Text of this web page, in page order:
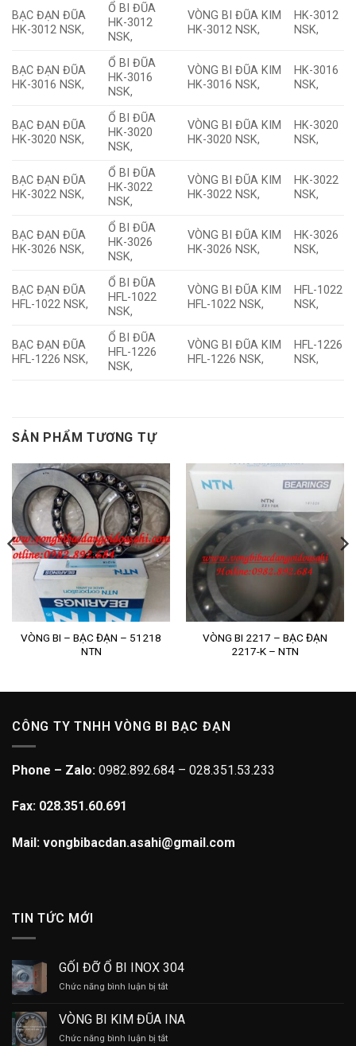
BẠC ĐẠN ĐŨA
HK-3012 NSK,
Ổ BI ĐŨA
HK-3012
NSK,
VÒNG BI ĐŨA KIM
HK-3012 NSK,
HK-3012
NSK,
BẠC ĐẠN ĐŨA
HK-3016 NSK,
Ổ BI ĐŨA
HK-3016
NSK,
VÒNG BI ĐŨA KIM
HK-3016 NSK,
HK-3016
NSK,
BẠC ĐẠN ĐŨA
HK-3020 NSK,
Ổ BI ĐŨA
HK-3020
NSK,
VÒNG BI ĐŨA KIM
HK-3020 NSK,
HK-3020
NSK,
BẠC ĐẠN ĐŨA
HK-3022 NSK,
Ổ BI ĐŨA
HK-3022
NSK,
VÒNG BI ĐŨA KIM
HK-3022 NSK,
HK-3022
NSK,
BẠC ĐẠN ĐŨA
HK-3026 NSK,
Ổ BI ĐŨA
HK-3026
NSK,
VÒNG BI ĐŨA KIM
HK-3026 NSK,
HK-3026
NSK,
BẠC ĐẠN ĐŨA
HFL-1022 NSK,
Ổ BI ĐŨA
HFL-1022
NSK,
VÒNG BI ĐŨA KIM
HFL-1022 NSK,
HFL-1022
NSK,
BẠC ĐẠN ĐŨA
HFL-1226 NSK,
Ổ BI ĐŨA
HFL-1226
NSK,
VÒNG BI ĐŨA KIM
HFL-1226 NSK,
HFL-1226
NSK,
SẢN PHẨM TƯƠNG TỰ
VÒNG BI – BẠC ĐẠN – 51218
NTN
VÒNG BI 2217 – BẠC ĐẠN
2217-K – NTN
CÔNG TY TNHH VÒNG BI BẠC ĐẠN
Phone – Zalo: 0982.892.684 – 028.351.53.233
Fax: 028.351.60.691
Mail: vongbibacdan.asahi@gmail.com
TIN TỨC MỚI
GỐI ĐỠ Ổ BI INOX 304
Chức năng bình luận bị tắtở
ĐỠ
Ổ
BI
VÒNG BI KIM ĐŨA INA
Chức năng bình luận bị tắtở